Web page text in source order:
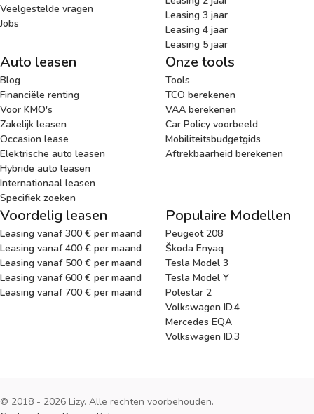
Veelgestelde vragen
Jobs
Leasing 3 jaar
Leasing 4 jaar
Leasing 5 jaar
Auto leasen
Blog
Financiële renting
Voor KMO's
Zakelijk leasen
Occasion lease
Elektrische auto leasen
Hybride auto leasen
Internationaal leasen
Specifiek zoeken
Onze tools
Tools
TCO berekenen
VAA berekenen
Car Policy voorbeeld
Mobiliteitsbudgetgids
Aftrekbaarheid berekenen
Voordelig leasen
Leasing vanaf 300 € per maand
Leasing vanaf 400 € per maand
Leasing vanaf 500 € per maand
Leasing vanaf 600 € per maand
Leasing vanaf 700 € per maand
Populaire Modellen
Peugeot 208
Škoda Enyaq
Tesla Model 3
Tesla Model Y
Polestar 2
Volkswagen ID.4
Mercedes EQA
Volkswagen ID.3
© 2018 - 2026 Lizy. Alle rechten voorbehouden.